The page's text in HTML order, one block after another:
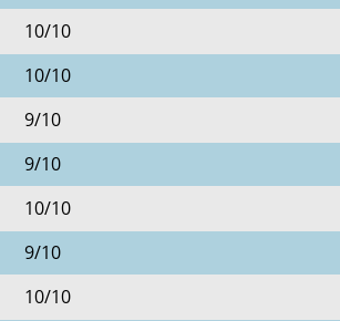
10/10
10/10
9/10
9/10
10/10
9/10
10/10